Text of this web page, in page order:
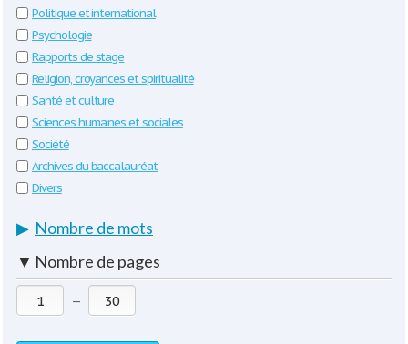
Politique et international
Psychologie
Rapports de stage
Religion, croyances et spiritualité
Santé et culture
Sciences humaines et sociales
Société
Archives du baccalauréat
Divers
▶ Nombre de mots
▼ Nombre de pages
—